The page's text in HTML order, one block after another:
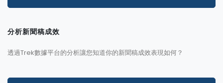
分析新聞稿成效
透過Trek數據平台的分析讓您知道你的新聞稿成效表現如何？